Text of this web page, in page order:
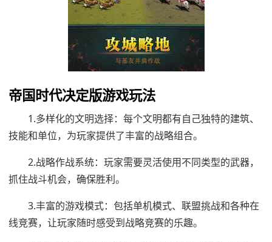
帝国时代决定版游戏玩法
1.多样化的文明选择：每个文明都有自己独特的建筑、
技能和单位，为玩家提供了丰富的战略组合。
2.战略作战系统：玩家需要灵活使用不同类型的武器，
抓住战斗机会，确保胜利。
3.丰富的游戏模式：包括单机模式、联盟挑战和各种在
线竞赛，让玩家随时感受到战略竞赛的乐趣。